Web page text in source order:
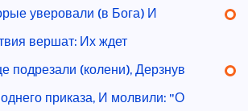
уверовали (в Бога) И
вершат: Их ждет
подрезали (колени), Дерзнув
приказа, И молвили: "О